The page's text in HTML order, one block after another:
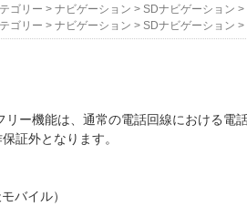
ゴリー > ナビゲーション > SDナビゲーション >
ゴリー > ナビゲーション > SDナビゲーション >
リー機能は 、通常の電話回線における電
証外となります。
バイル）